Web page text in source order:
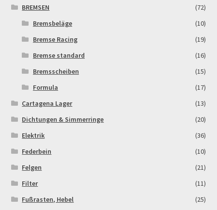
BREMSEN
(72)
Bremsbeläge
(10)
Bremse Racing
(19)
Bremse standard
(16)
Bremsscheiben
(15)
Formula
(17)
Cartagena Lager
(13)
Dichtungen & Simmerringe
(20)
Elektrik
(36)
Federbein
(10)
Felgen
(21)
Filter
(11)
Fußrasten, Hebel
(25)